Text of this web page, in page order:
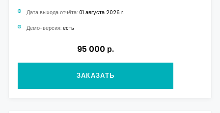
Дата выхода отчёта: 01 августа 2026 г.
Демо-версия: есть
95 000 р.
ЗАКАЗАТЬ